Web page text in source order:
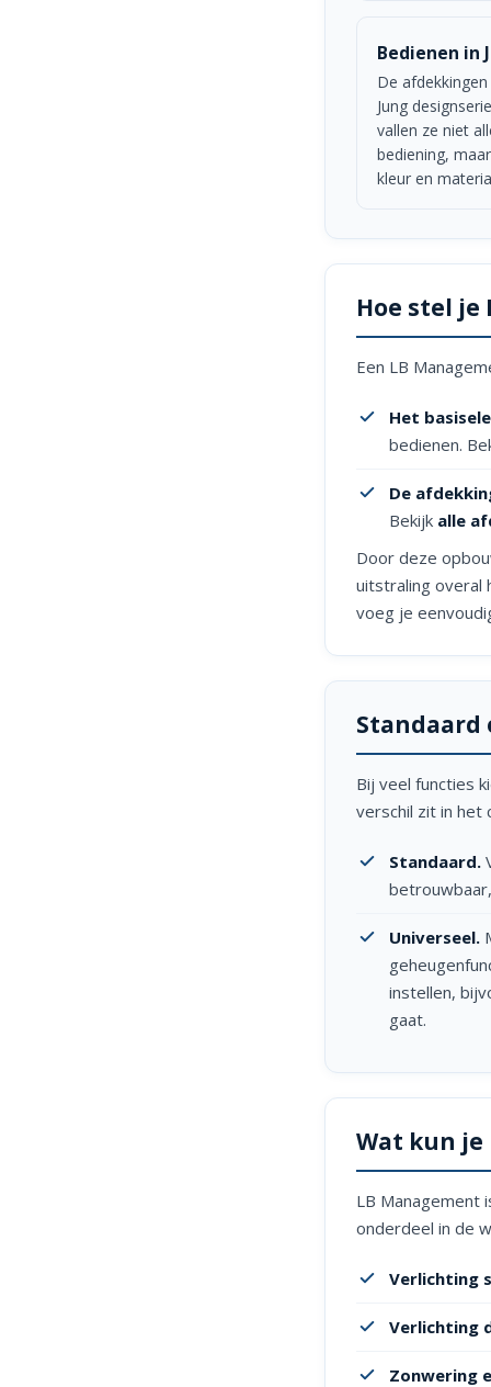
Bedienen in
De
Jung
vallen ze niet
bediening,
kleur en
Hoe stel je
Een LB
Het
bedienen.
De
Bekijk alle
Door deze
uitstraling overal
voeg je
Standaard
Bij veel functies
verschil zit in het
Standaard.
Universeel.
instellen,
gaat.
Wat kun je
LB Management
onderdeel in de
Verlichting
Verlichting
Zonwering